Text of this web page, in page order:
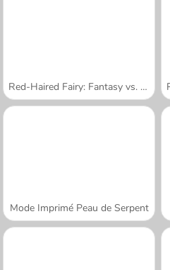
Red-Haired Fairy: Fantasy vs. Reality
Mode Imprimé Peau de Serpent